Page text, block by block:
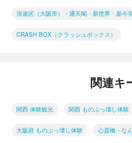
浪速区（大阪市）・通天閣・新世界・新今
CRASH BOX（クラッシュボックス）
関連キ
関西 体験観光 関西 ものぶっ壊し体験
大阪府 ものぶっ壊し体験 心斎橋・な